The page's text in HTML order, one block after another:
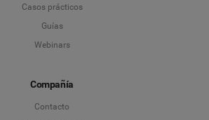
Casos prácticos
Guías
Webinars
Compañía
Contacto